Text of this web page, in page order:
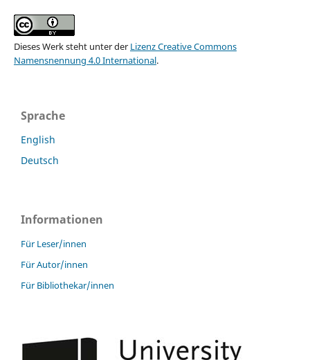
Dieses Werk steht unter der Lizenz Creative Commons
Namensnennung 4.0 International.
Sprache
English
Deutsch
Informationen
Für Leser/innen
Für Autor/innen
Für Bibliothekar/innen